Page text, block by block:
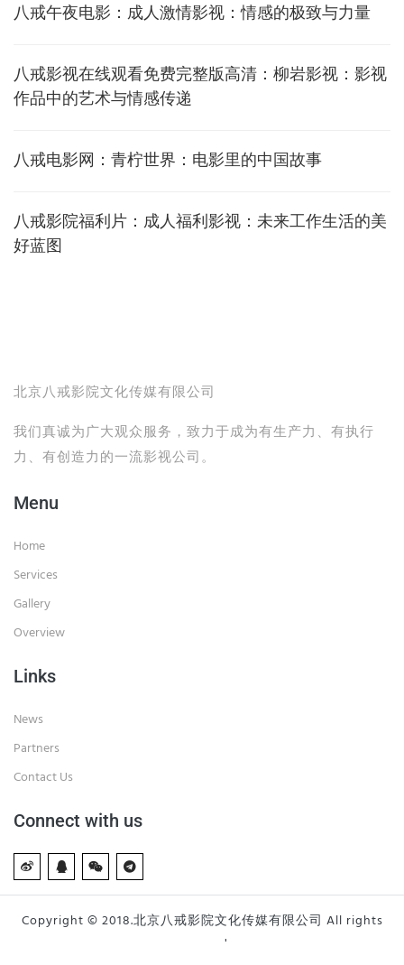
八戒午夜电影：成人激情影视：情感的极致与力量
八戒影视在线观看免费完整版高清：柳岩影视：影视
作品中的艺术与情感传递
八戒电影网：青柠世界：电影里的中国故事
八戒影院福利片：成人福利影视：未来工作生活的美
好蓝图
北京八戒影院文化传媒有限公司
我们真诚为广大观众服务，致力于成为有生产力、有执行
力、有创造力的一流影视公司。
Menu
Home
Services
Gallery
Overview
Links
News
Partners
Contact Us
Connect with us
Copyright © 2018.北京八戒影院文化传媒有限公司 All rights
reserved.